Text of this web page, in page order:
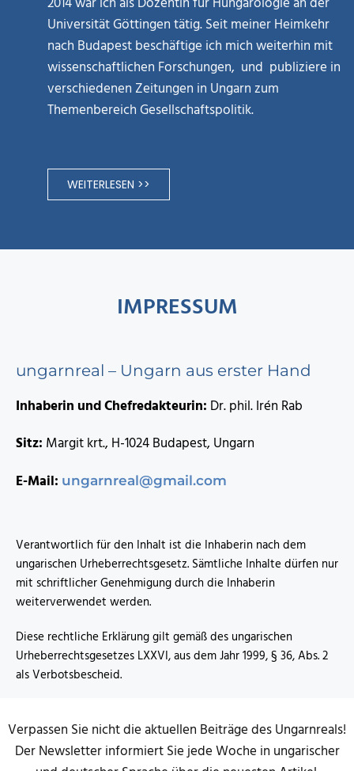
Universität Göttingen tätig. Seit meiner Heimkehr
nach Budapest beschäftige ich mich weiterhin mit
wissenschaftlichen Forschungen, und publiziere in
verschiedenen Zeitungen in Ungarn zum
Themenbereich Gesellschaftspolitik.
WEITERLESEN >>
IMPRESSUM
ungarnreal – Ungarn aus erster Hand
Inhaberin und Chefredakteurin: Dr. phil. Irén Rab
Sitz: Margit krt., H-1024 Budapest, Ungarn
E-Mail: ungarnreal@gmail.com
Verantwortlich für den Inhalt ist die Inhaberin nach dem
ungarischen Urheberrechtsgesetz. Sämtliche Inhalte dürfen nur
mit schriftlicher Genehmigung durch die Inhaberin
weiterverwendet werden.
Diese rechtliche Erklärung gilt gemäß des ungarischen
Urheberrechtsgesetzes LXXVI, aus dem Jahr 1999, § 36, Abs. 2
als Verbotsbescheid.
Verpassen Sie nicht die aktuellen Beiträge des Ungarnreals!
Der Newsletter informiert Sie jede Woche in ungarischer